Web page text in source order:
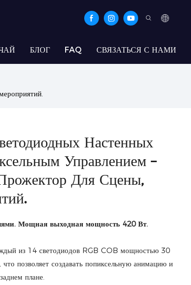
БЛОГ FAQ СВЯЗАТЬСЯ С НАМИ
Настенных
Управлением –
Для Сцены,
Мощная выходная мощность 420 Вт.
из 14 светодиодов RGB COB мощностью 30
позволяет создавать попиксельную анимацию и
плане.